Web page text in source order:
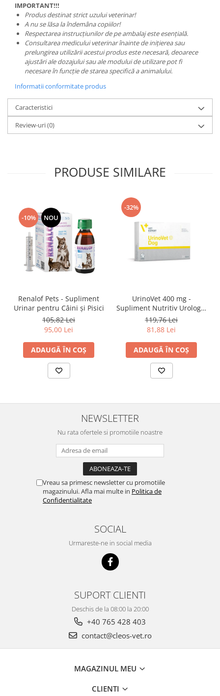
IMPORTANT!!!
Produs destinat strict uzului veterinar!
A nu se lăsa la îndemâna copiilor!
Respectarea instrucțiunilor de pe ambalaj este esențială.
Consultarea medicului veterinar înainte de inițierea sau
prelungirea utilizării acestui produs este necesară, deoarece
ajustări ale dozajului sau ale modului de utilizare pot fi
necesare în funcție de starea specifică a animalului.
Informatii conformitate produs
Caracteristici
Review-uri(0)
PRODUSE SIMILARE
-10% NOU
Renalof Pets - Supliment
Urinar pentru Câini și Pisici
105,82 Lei
95,00 Lei
ADAUGĂ ÎN COȘ
-32%
UrinoVet 400 mg -
Supliment Nutritiv Urologic
pentru Câini
119,76 Lei
81,88 Lei
ADAUGĂ ÎN COȘ
NEWSLETTER
Nu rata ofertele si promotiile noastre
Vreau sa primesc newsletter cu promotiile
magazinului. Afla mai multe in Politica de
Confidentialitate
SOCIAL
Urmareste-ne in social media
SUPORT CLIENTI
Deschis de la 08:00 la 20:00
+40 765 428 403
contact@cleos-vet.ro
MAGAZINUL MEU
CLIENTI